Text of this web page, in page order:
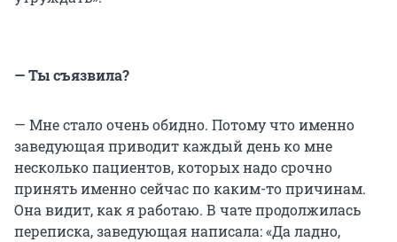
— Ты съязвила?
— Мне стало очень обидно. Потому что именно
заведующая приводит каждый день ко мне
несколько пациентов, которых надо срочно
принять именно сейчас по каким-то причинам.
Она видит, как я работаю. В чате продолжилась
переписка, заведующая написала: «Да ладно,